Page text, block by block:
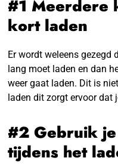
#1 Meerdere
kort laden
Er wordt weleens gezegd
lang moet laden en dan
weer gaat laden. Dit is
laden dit zorgt ervoor dat
#2 Gebruik
tijdens het